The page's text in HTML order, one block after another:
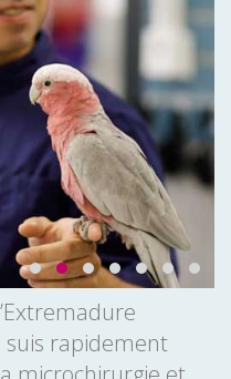
suis rapidement